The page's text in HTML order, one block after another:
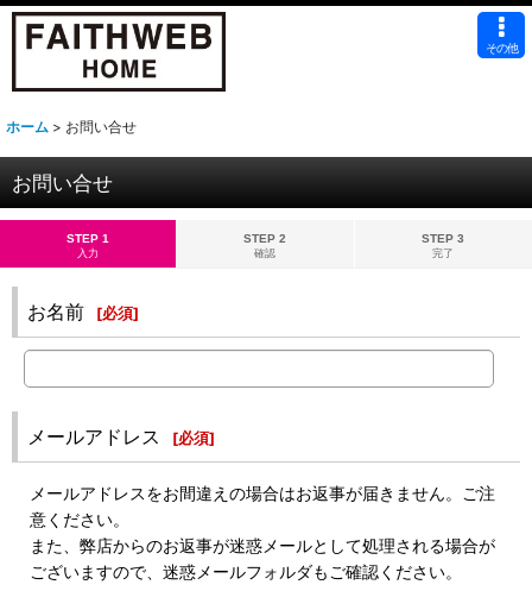
その他
ホーム > お問い合せ
お問い合せ
STEP 1
入力
STEP 2
確認
STEP 3
完了
お名前 [必須]
メールアドレス [必須]
メールアドレスをお間違えの場合はお返事が届きません。ご注
意ください。
また、弊店からのお返事が迷惑メールとして処理される場合が
ございますので、迷惑メールフォルダもご確認ください。